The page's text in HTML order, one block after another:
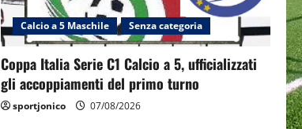
Calcio a 5 Maschile Senza categoria
Coppa Italia Serie C1 Calcio a 5, ufficializzati
gli accoppiamenti del primo turno
sportjonico 07/08/2026